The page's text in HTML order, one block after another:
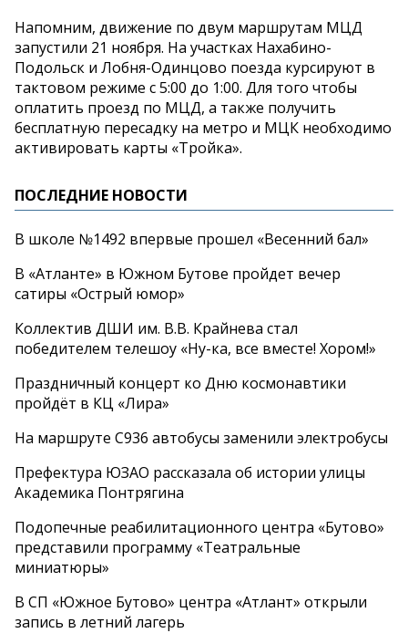
Напомним, движение по двум маршрутам МЦД
запустили 21 ноября. На участках Нахабино-
Подольск и Лобня-Одинцово поезда курсируют в
тактовом режиме с 5:00 до 1:00. Для того чтобы
оплатить проезд по МЦД, а также получить
бесплатную пересадку на метро и МЦК необходимо
активировать карты «Тройка».
ПОСЛЕДНИЕ НОВОСТИ
В школе №1492 впервые прошел «Весенний бал»
В «Атланте» в Южном Бутове пройдет вечер
сатиры «Острый юмор»
Коллектив ДШИ им. В.В. Крайнева стал
победителем телешоу «Ну-ка, все вместе! Хором!»
Праздничный концерт ко Дню космонавтики
пройдёт в КЦ «Лира»
На маршруте С936 автобусы заменили электробусы
Префектура ЮЗАО рассказала об истории улицы
Академика Понтрягина
Подопечные реабилитационного центра «Бутово»
представили программу «Театральные
миниатюры»
В СП «Южное Бутово» центра «Атлант» открыли
запись в летний лагерь